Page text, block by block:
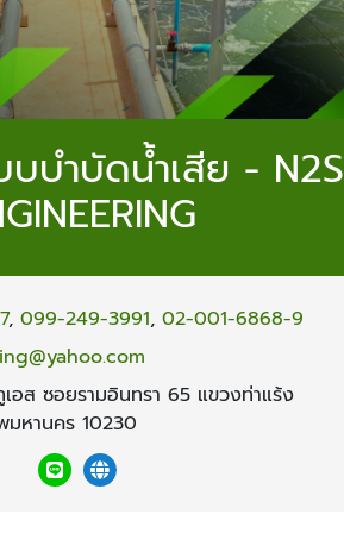
บำบัดน้ำเสีย - N2S
, 099-249-3991, 02-001-6868-9
เอส ซอยรามอินทรา 65 แขวงท่าแร้ง
มหานคร 10230